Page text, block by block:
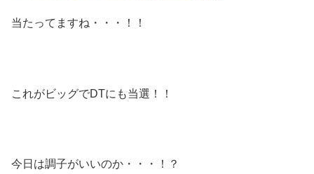
当たってますね・・・！！
これがビッグでDTにも当選！！
今日は調子がいいのか・・・！？